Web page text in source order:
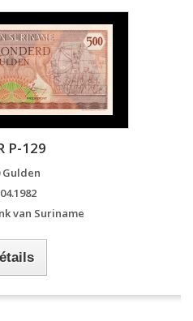
P-129
Gulden
van Suriname